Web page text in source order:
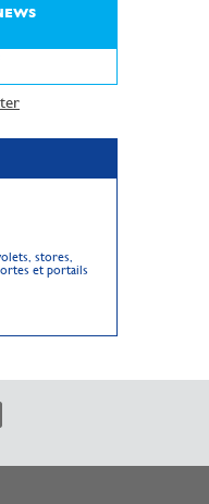
stores,
et portails